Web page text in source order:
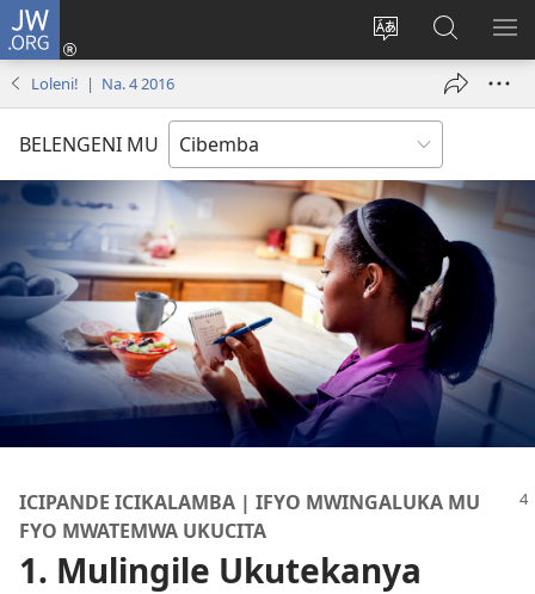
JW.ORG
Bikenipo
Isuleni
(yalaisula Fwayeni
pa
JW.ORG
Loleni! | Na. 4 2016
BELENGENI MU
ICIPANDE ICIKALAMBA | IFYO MWINGALUKA MU
FYO MWATEMWA UKUCITA
1. Mulingile Ukutekanya